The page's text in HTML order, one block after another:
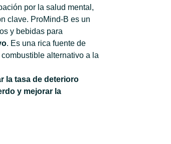
por la salud mental,
clave. ProMind-B es un
y bebidas para
. Es una rica fuente de
alternativo a la
la tasa de deterioro
y mejorar la